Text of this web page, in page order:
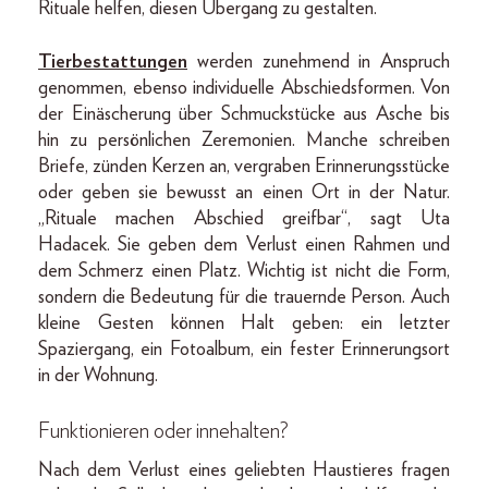
Rituale helfen, diesen Übergang zu gestalten.
Tierbestattungen werden zunehmend in Anspruch
genommen, ebenso individuelle Abschiedsformen. Von
der Einäscherung über Schmuckstücke aus Asche bis
hin zu persönlichen Zeremonien. Manche schreiben
Briefe, zünden Kerzen an, vergraben Erinnerungsstücke
oder geben sie bewusst an einen Ort in der Natur.
„Rituale machen Abschied greifbar“, sagt Uta
Hadacek. Sie geben dem Verlust einen Rahmen und
dem Schmerz einen Platz. Wichtig ist nicht die Form,
sondern die Bedeutung für die trauernde Person. Auch
kleine Gesten können Halt geben: ein letzter
Spaziergang, ein Fotoalbum, ein fester Erinnerungsort
in der Wohnung.
Funktionieren oder innehalten?
Nach dem Verlust eines geliebten Haustieres fragen